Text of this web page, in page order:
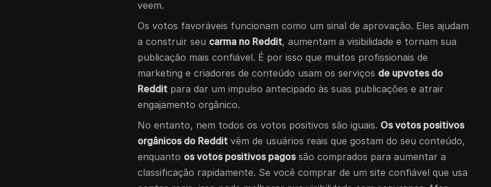
veem.
Os votos favoráveis funcionam como um sinal de aprovação. Eles ajudam
a construir seu carma no Reddit, aumentam a visibilidade e tornam sua
publicação mais confiável. É por isso que muitos profissionais de
marketing e criadores de conteúdo usam os serviços de upvotes do
Reddit para dar um impulso antecipado às suas publicações e atrair
engajamento orgânico.
No entanto, nem todos os votos positivos são iguais. Os votos positivos
orgânicos do Reddit vêm de usuários reais que gostam do seu conteúdo,
enquanto os votos positivos pagossão comprados para aumentar a
classificação rapidamente. Se você comprar de um site confiável que usa